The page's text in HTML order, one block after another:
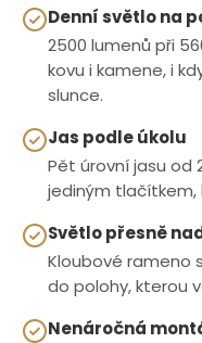
Denní světlo na
2500 lumenů při
kovu i kamene, i
slunce.
Jas podle úkolu
Pět úrovní jasu od
jediným tlačítkem,
Světlo přesně
Kloubové rameno
do polohy, kterou
Nenáročná